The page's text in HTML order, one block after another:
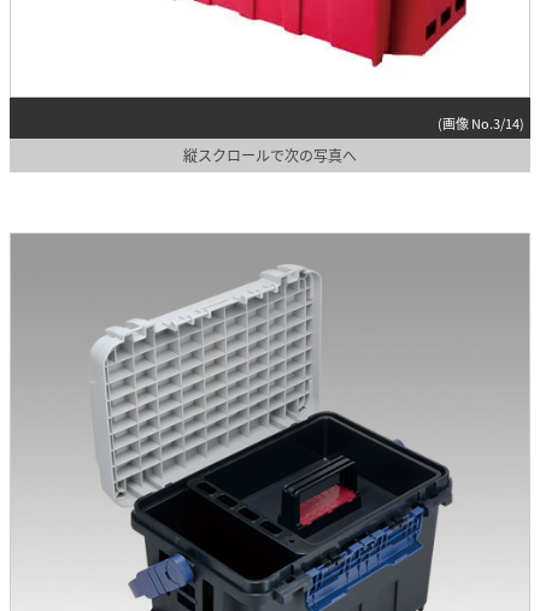
(画像 No.3/14)
縦スクロールで次の写真へ